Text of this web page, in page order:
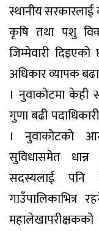
स्थानीय सरकारलाई
कृषि तथा पशु
जिम्मेवारी
अधिकार व्यापक
। नुवाकोटमा
गुणा बढी
। नुवाकोटको
सुविधासमेत
सदस्यलाई